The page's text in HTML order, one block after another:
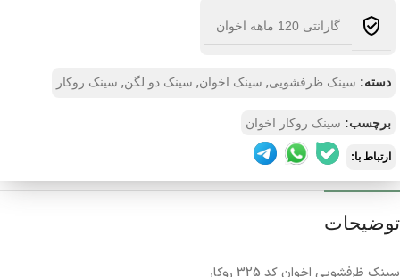
گارانتی 120 ماهه اخوان
دسته: سینک ظرفشویی, سینک اخوان, سینک دو لگن, سینک روکار
برچسب: سینک روکار اخوان
ارتباط با:
توضیحات
سینک ظرفشویی اخوان کد 325 روکار